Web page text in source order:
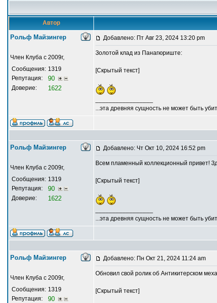
Автор
Рольф Майзингер
Член Клуба с 2009г,
Сообщения: 1319
Репутация:
90
Доверие: 1622
Добавлено: Пт Авг 23, 2024 13:20 pm
Золотой клад из Панагюриште:
[Скрытый текст]
...эта древняя сущность не может быть
Рольф Майзингер
Член Клуба с 2009г,
Сообщения: 1319
Репутация:
90
Доверие: 1622
Добавлено: Чт Окт 10, 2024 16:52 pm
Всем пламенный коллекционный привет!
[Скрытый текст]
...эта древняя сущность не может быть
Рольф Майзингер
Член Клуба с 2009г,
Сообщения: 1319
Репутация:
90
Добавлено: Пн Окт 21, 2024 11:24 am
Обновил свой ролик об Антикитерском
[Скрытый текст]